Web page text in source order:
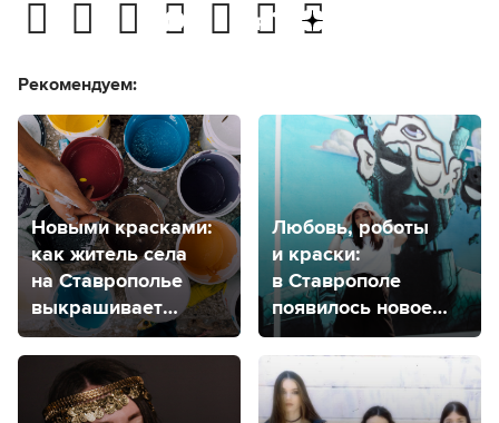
Рекомендуем:
Новыми красками:
как житель села
на Ставрополье
выкрашивает
пластиком дерево
и камень
Любовь, роботы
и краски:
в Ставрополе
появилось новое
место притяжения